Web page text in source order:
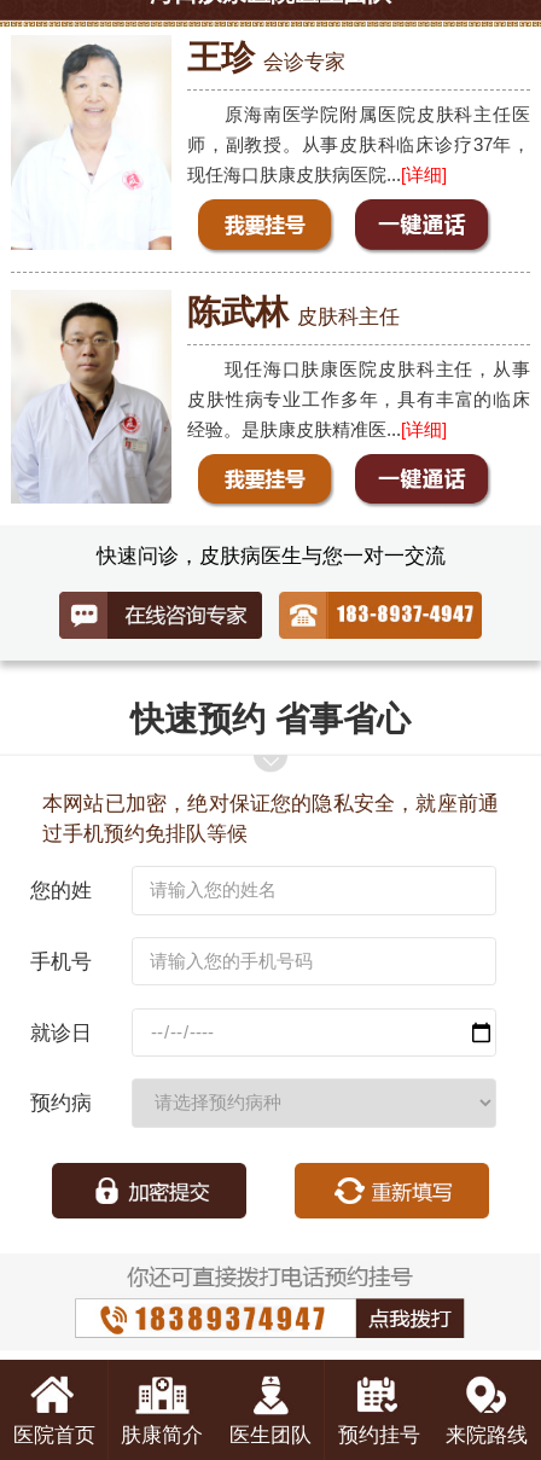
王珍 会诊专家
原海南医学院附属医院皮肤科主任医
师，副教授。从事皮肤科临床诊疗37年，
现任海口肤康皮肤病医院...[详细]
陈武林 皮肤科主任
现任海口肤康医院皮肤科主任，从事
皮肤性病专业工作多年，具有丰富的临床
经验。是肤康皮肤精准医...[详细]
快速问诊，皮肤病医生与您一对一交流
快速预约 省事省心
本网站已加密，绝对保证您的隐私安全，就座前通
过手机预约免排队等候
您的姓
手机号
就诊日
预约病
医院首页 肤康简介 医生团队 预约挂号 来院路线